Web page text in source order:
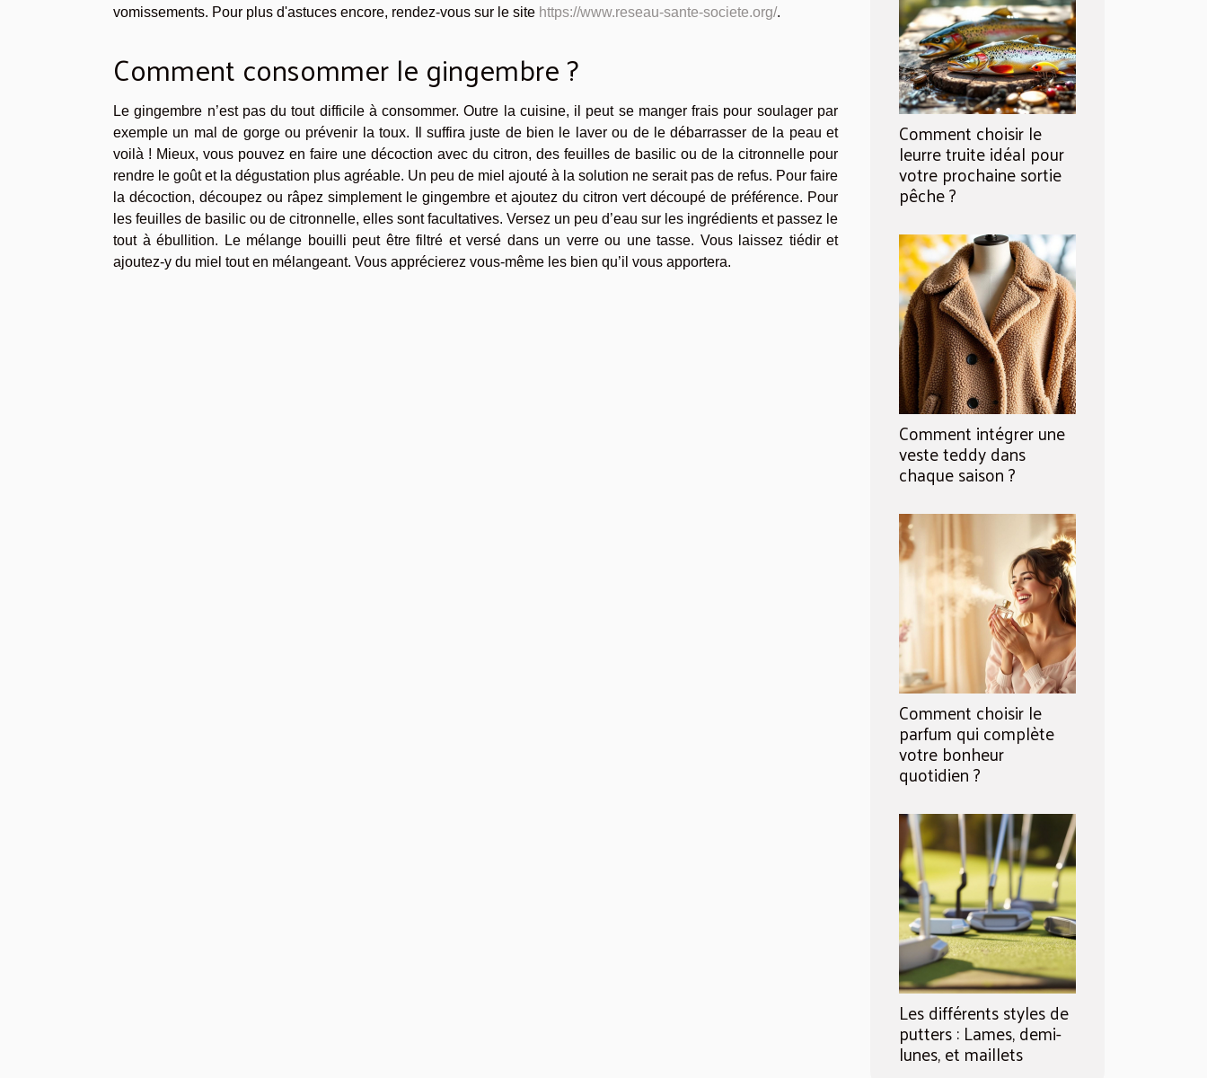
vomissements. Pour plus d'astuces encore, rendez-vous sur le site https://www.reseau-sante-societe.org/.
Comment consommer le gingembre ?
Le gingembre n’est pas du tout difficile à consommer. Outre la cuisine, il peut se manger frais pour soulager par
exemple un mal de gorge ou prévenir la toux. Il suffira juste de bien le laver ou de le débarrasser de la peau et
voilà ! Mieux, vous pouvez en faire une décoction avec du citron, des feuilles de basilic ou de la citronnelle pour
rendre le goût et la dégustation plus agréable. Un peu de miel ajouté à la solution ne serait pas de refus. Pour faire
la décoction, découpez ou râpez simplement le gingembre et ajoutez du citron vert découpé de préférence. Pour
les feuilles de basilic ou de citronnelle, elles sont facultatives. Versez un peu d’eau sur les ingrédients et passez le
tout à ébullition. Le mélange bouilli peut être filtré et versé dans un verre ou une tasse. Vous laissez tiédir et
ajoutez-y du miel tout en mélangeant. Vous apprécierez vous-même les bien qu’il vous apportera.
Comment choisir le
leurre truite idéal pour
votre prochaine sortie
pêche ?
Comment intégrer une
veste teddy dans
chaque saison ?
Comment choisir le
parfum qui complète
votre bonheur
quotidien ?
Les différents styles de
putters : Lames, demi-
lunes, et maillets